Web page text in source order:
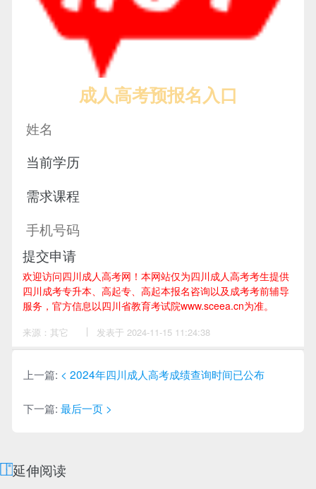
成人高考预报名入口
提交申请
欢迎访问四川成人高考网！ 本网站仅为四川成人高考考生提供
四川成考专升本、高起专、高起本报名咨询以及成考考前辅导
服务，官方信息以四川省教育考试院www.sceea.cn为准。
来源：其它
者：
侯
师
发表于 2024-11-15 11:24:38
上一篇: < 2024年四川成人高考成绩查询时间已公布
下一篇:最后一页 >
延伸阅读